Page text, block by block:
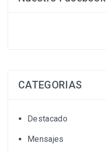
CATEGORIAS
Destacado
Mensajes